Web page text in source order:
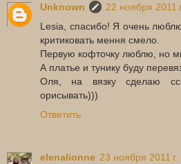
Unknown
22 ноября 2011
Lesia, спасибо! Я очень
критиковать мення смело.
Первую кофточку люблю, но
А платье и тунику буду
Оля, на вязку сделаю
орисывать)))
Ответить
elenalionne 23 ноября 2011 г.